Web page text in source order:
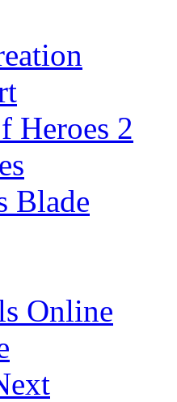
Heroes 2
Blade
Online